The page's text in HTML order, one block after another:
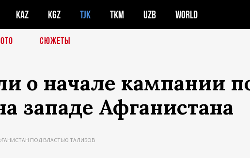
KAZ KGZ TJK TKM UZB WORLD
СЮЖЕТЫ
о начале кампании
западе Афганистана
ПОД ВЛАСТЬЮ ТАЛИБОВ